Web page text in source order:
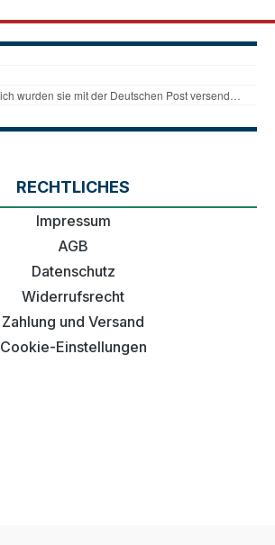
RECHTLICHES
Impressum
AGB
Datenschutz
Widerrufsrecht
Zahlung und Versand
Cookie-Einstellungen